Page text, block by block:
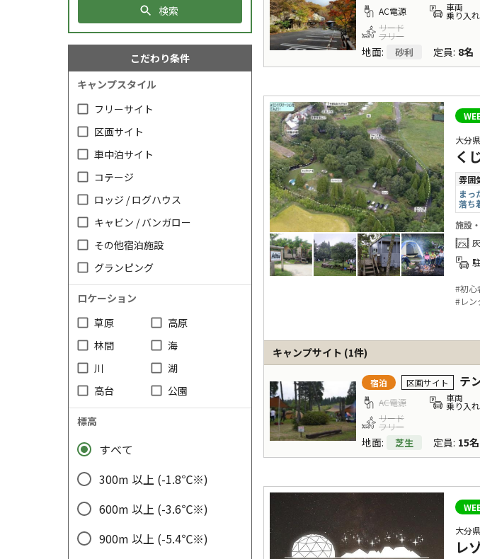
AC電源 車両
乗り入れ
リード
フリー
地面: 砂利 定員: 8名
大分
く
雰囲
まっ
落ち
施設
#初心
#レ
キャンプサイト (1件)
宿泊 区画サイト テ
AC電源 車両
乗り入れ
リード
フリー
地面: 芝生 定員: 15名
大分
レ
検索
こだわり条件
キャンプスタイル
フリーサイト
区画サイト
車中泊サイト
コテージ
ロッジ / ログハウス
キャビン / バンガロー
その他宿泊施設
グランピング
ロケーション
草原
高原
林間
海
川
湖
高台
公園
標高
すべて
300m 以上 (-1.8℃※)
600m 以上 (-3.6℃※)
900m 以上 (-5.4℃※)